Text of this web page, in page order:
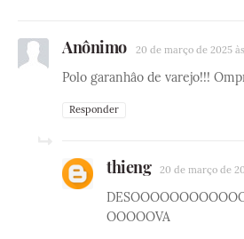
Anônimo 20 de março de 2025
Polo garanhâo de varejo!!!
Responder
thieng 20 de março de
OOOOOVA